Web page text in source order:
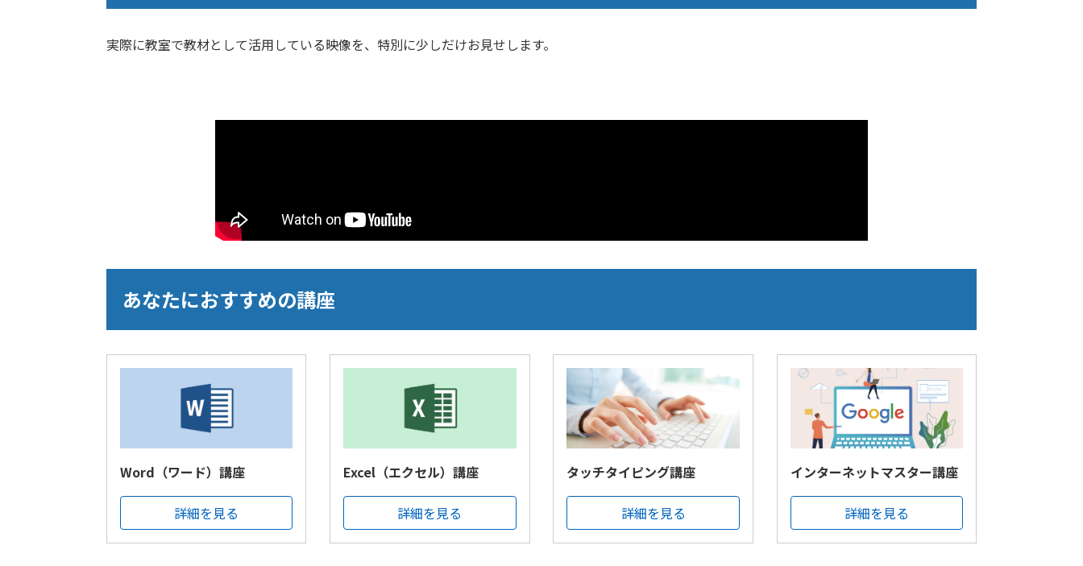
実際に教室で教材として活用している映像を、特別に少しだけお見せします。
あなたにおすすめの講座
Word（ワード）講座
詳細を見る
Excel（エクセル）講座
詳細を見る
タッチタイピング講座
詳細を見る
インターネットマスター講座
詳細を見る